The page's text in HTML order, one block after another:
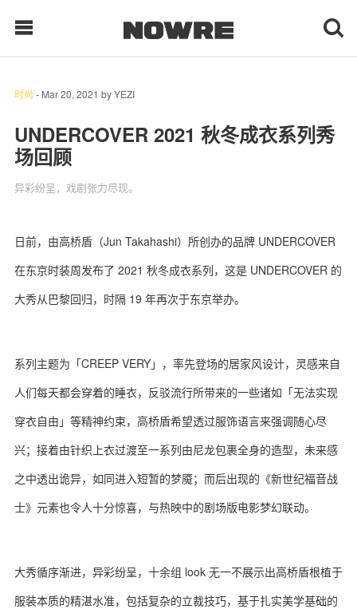
时 尚
球 鞋
生 活
关于我们 联系我们
时尚 - Mar 20, 2021 byYEZI
UNDERCOVER 2021 秋冬成衣系列秀
场回顾
异彩纷呈，戏剧张力尽现。
日前，由高桥盾（Jun Takahashi）所创办的品牌 UNDERCOVER
在东京时装周发布了 2021 秋冬成衣系列，这是 UNDERCOVER 的
大秀从巴黎回归，时隔 19 年再次于东京举办。
系列主题为「CREEP VERY」，率先登场的居家风设计，灵感来自
人们每天都会穿着的睡衣，反驳流行所带来的一些诸如「无法实现
穿衣自由」等精神约束，高桥盾希望透过服饰语言来强调随心尽
兴；接着由针织上衣过渡至一系列由尼龙包裹全身的造型，未来感
之中透出诡异，如同进入短暂的梦魇；而后出现的《新世纪福音战
士》元素也令人十分惊喜，与热映中的剧场版电影梦幻联动。
大秀循序渐进，异彩纷呈，十余组 look 无一不展示出高桥盾根植于
服装本质的精湛水准，包括复杂的立裁技巧，基于扎实美学基础的